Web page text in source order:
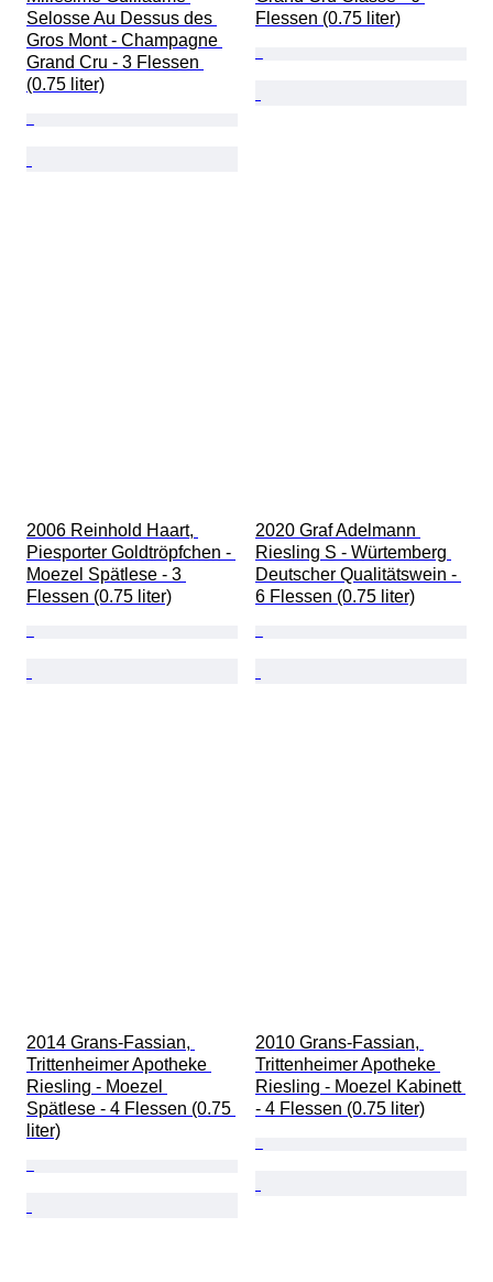
Selosse Au Dessus des
Gros Mont - Champagne
Grand Cru - 3 Flessen
(0.75 liter)
Flessen (0.75 liter)
2006 Reinhold Haart,
Piesporter Goldtröpfchen -
Moezel Spätlese - 3
Flessen (0.75 liter)
2020 Graf Adelmann
Riesling S - Würtemberg
Deutscher Qualitätswein -
6 Flessen (0.75 liter)
2014 Grans-Fassian,
Trittenheimer Apotheke
Riesling - Moezel
Spätlese - 4 Flessen (0.75
liter)
2010 Grans-Fassian,
Trittenheimer Apotheke
Riesling - Moezel Kabinett
- 4 Flessen (0.75 liter)